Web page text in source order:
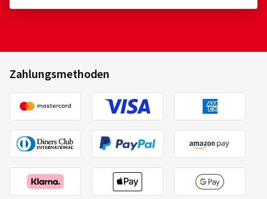
Zahlungsmethoden